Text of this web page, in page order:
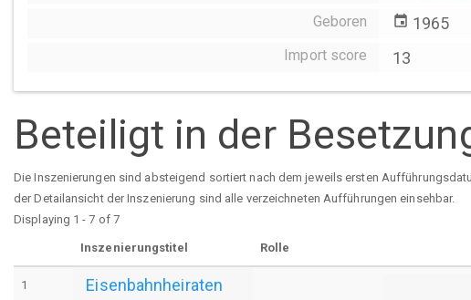
Geboren event 1965
Import score 13
Beteiligt in der
Die Inszenierungen sind absteigend sortiert nach dem jeweils ersten
der Detailansicht der Inszenierung sind alle verzeichneten Aufführungen einsehbar.
Displaying 1 - 7 of 7
Inszenierungstitel Rolle
1
Eisenbahnheiraten